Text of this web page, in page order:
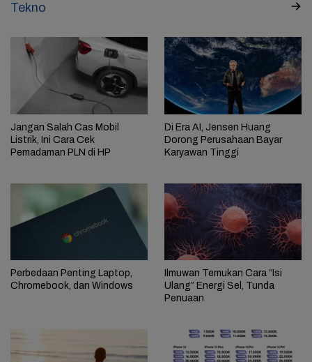
Tekno
Jangan Salah Cas Mobil
Listrik, Ini Cara Cek
Pemadaman PLN di HP
Di Era AI, Jensen Huang
Dorong Perusahaan Bayar
Karyawan Tinggi
Perbedaan Penting Laptop,
Chromebook, dan Windows
Ilmuwan Temukan Cara “Isi
Ulang” Energi Sel, Tunda
Penuaan